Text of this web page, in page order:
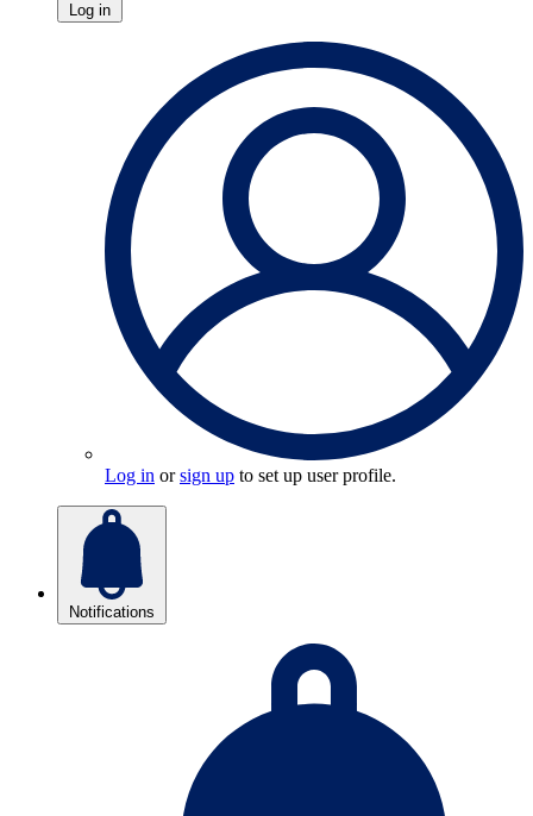
Log in
Log in orsign up to set up user profile.
Notifications